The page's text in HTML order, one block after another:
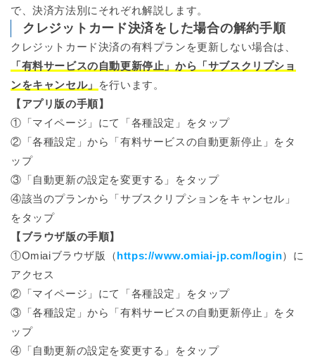
で、決済方法別にそれぞれ解説します。
クレジットカード決済をした場合の解約手順
クレジットカード決済の有料プランを更新しない場合は、
「有料サービスの自動更新停止」から「サブスクリプショ
ンをキャンセル」
を行います。
【アプリ版の手順】
①「マイページ」にて「各種設定」をタップ
②「各種設定」から「有料サービスの自動更新停止」をタ
ップ
③「自動更新の設定を変更する」をタップ
④該当のプランから「サブスクリプションをキャンセル」
をタップ
【ブラウザ版の手順】
①Omiaiブラウザ版（https://www.omiai-jp.com/login）に
アクセス
②「マイページ」にて「各種設定」をタップ
③「各種設定」から「有料サービスの自動更新停止」をタ
ップ
④「自動更新の設定を変更する」をタップ